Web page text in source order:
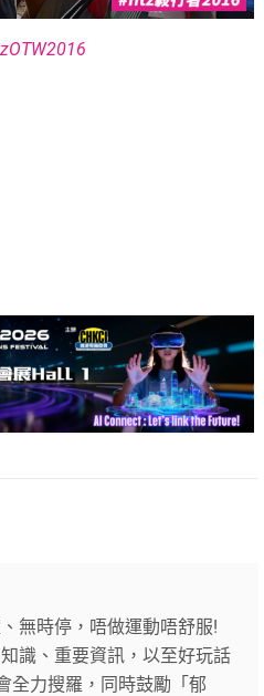
無時停，唔做運動唔舒服!
識、重要資訊，以至好玩話
全力搜羅，同時鼓勵「郁